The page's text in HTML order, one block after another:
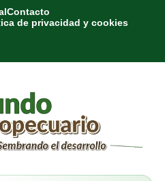
Contacto
de privacidad y cookies